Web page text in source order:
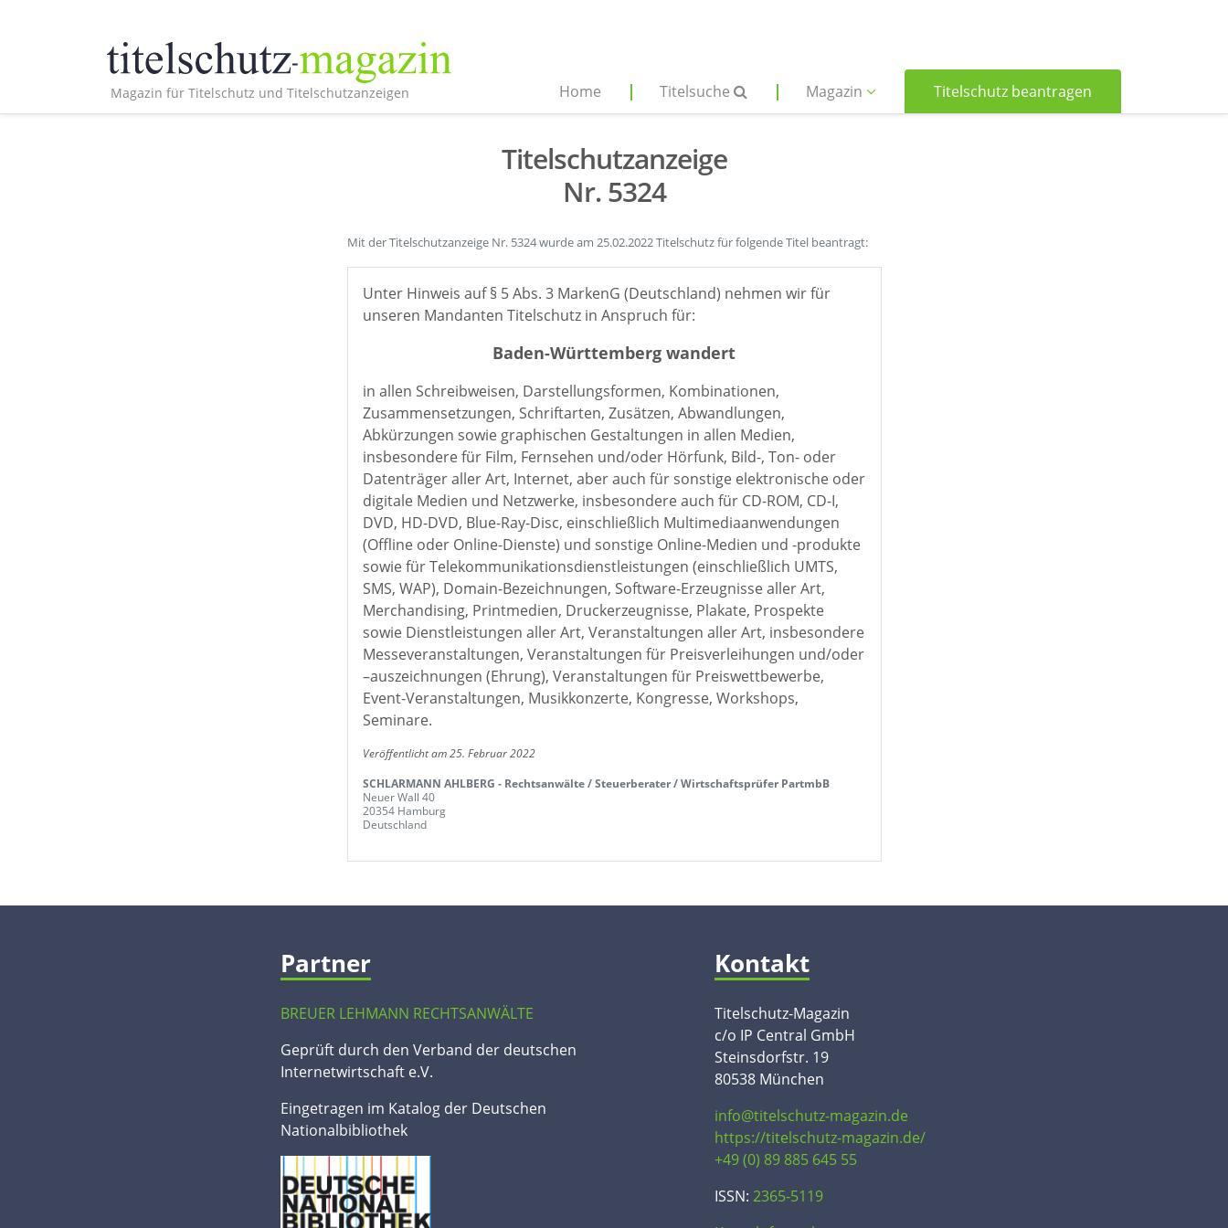
Magazin für Titelschutz und Titelschutzanzeigen Home Titelsuche Magazin Titelschutz beantragen
Titelschutzanzeige
Nr. 5324
Mit der Titelschutzanzeige Nr. 5324 wurde am 25.02.2022 Titelschutz für folgende Titel beantragt:
Unter Hinweis auf § 5 Abs. 3 MarkenG (Deutschland) nehmen wir für
unseren Mandanten Titelschutz in Anspruch für:
Baden-Württemberg wandert
in allen Schreibweisen, Darstellungsformen, Kombinationen,
Zusammensetzungen, Schriftarten, Zusätzen, Abwandlungen,
Abkürzungen sowie graphischen Gestaltungen in allen Medien,
insbesondere für Film, Fernsehen und/oder Hörfunk, Bild-, Ton- oder
Datenträger aller Art, Internet, aber auch für sonstige elektronische oder
digitale Medien und Netzwerke, insbesondere auch für CD-ROM, CD-I,
DVD, HD-DVD, Blue-Ray-Disc, einschließlich Multimediaanwendungen
(Offline oder Online-Dienste) und sonstige Online-Medien und -produkte
sowie für Telekommunikationsdienstleistungen (einschließlich UMTS,
SMS, WAP), Domain-Bezeichnungen, Software-Erzeugnisse aller Art,
Merchandising, Printmedien, Druckerzeugnisse, Plakate, Prospekte
sowie Dienstleistungen aller Art, Veranstaltungen aller Art, insbesondere
Messeveranstaltungen, Veranstaltungen für Preisverleihungen und/oder
–auszeichnungen (Ehrung), Veranstaltungen für Preiswettbewerbe,
Event-Veranstaltungen, Musikkonzerte, Kongresse, Workshops,
Seminare.
Veröffentlicht am 25. Februar 2022
SCHLARMANN AHLBERG - Rechtsanwälte / Steuerberater / Wirtschaftsprüfer PartmbB
Neuer Wall 40
20354 Hamburg
Deutschland
Partner
BREUER LEHMANN RECHTSANWÄLTE
Geprüft durch den Verband der deutschen
Internetwirtschaft e.V.
Eingetragen im Katalog der Deutschen
Nationalbibliothek
Kontakt
Titelschutz-Magazin
c/o IP Central GmbH
Steinsdorfstr. 19
80538 München
info@titelschutz-magazin.de
https://titelschutz-magazin.de/
+49 (0) 89 885 645 55
ISSN: 2365-5119